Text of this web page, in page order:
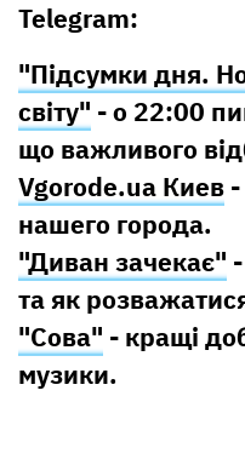
Telegram:
"Підсумки дня.
світу" - о 22:00
що важливого
Vgorode.ua Киев
нашего города.
"Диван зачекає"
та як
"Сова" - кращі
музики.